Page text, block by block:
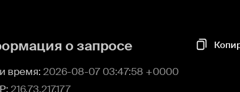
о запросе
время: 2026-08-07 03:47:58 +0000
216.73.217.177